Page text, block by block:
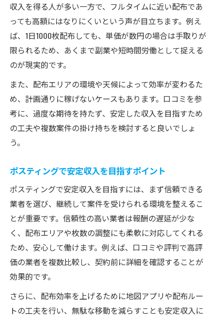
収入を得る人が多い一方で、フルタイムに近い配布であ
っても高額にはなりにくいという声が目立ちます。例え
ば、1日1000枚配布しても、単価が数円の場合は手取りが
限られるため、あくまで副業や短時間労働として捉える
のが現実的です。
また、配布エリアの環境や天候によって効率が変わるた
め、計画通りに稼げないケースもあります。口コミを参
考に、過度な期待を持たず、安定した収入を目指すため
の工夫や複数案件の掛け持ちを検討すると良いでしょ
う。
ポスティングで安定収入を目指すポイント
ポスティングで安定収入を目指すには、まず信頼できる
業者を選び、継続して案件を受けられる環境を整えるこ
とが重要です。信頼性の高い業者は報酬の遅延が少な
く、配布エリアや枚数の調整にも柔軟に対応してくれる
ため、安心して働けます。例えば、口コミや評判で高評
価の業者を複数比較し、契約前に詳細を確認することが
効果的です。
さらに、配布効率を上げるために地図アプリや配布ルー
トの工夫を行い、無駄な移動を減らすことも安定収入に